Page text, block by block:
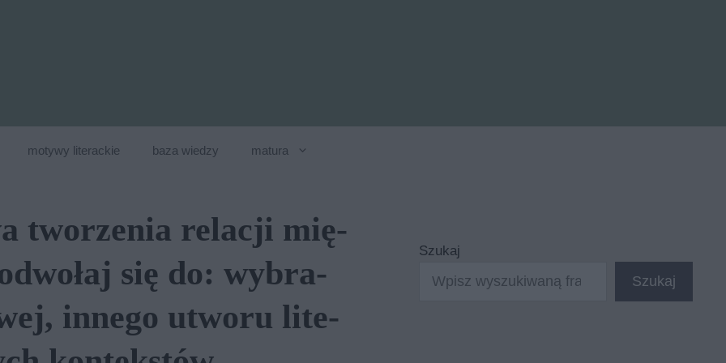
motywy literackie baza wiedzy matura
two­rze­nia re­la­cji mię­
się do: wy­bra­
in­ne­go utwo­ru li­te­
Szukaj
Szukaj